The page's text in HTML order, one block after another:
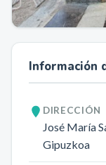
Información
DIRECCIÓN
José María
Gipuzkoa